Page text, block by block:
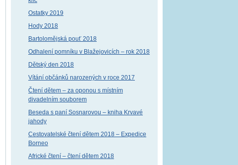
Ostatky 2019
Hody 2018
Bartolomějská pouť 2018
Odhalení pomníku v Blažejovicích – rok 2018
Dětský den 2018
Vítání občánků narozených v roce 2017
Čtení dětem – za oponou s místním
divadelním souborem
Beseda s paní Sosnarovou – kniha Krvavé
jahody
Cestovatelské čtení dětem 2018 – Expedice
Borneo
Africké čtení – čtení dětem 2018